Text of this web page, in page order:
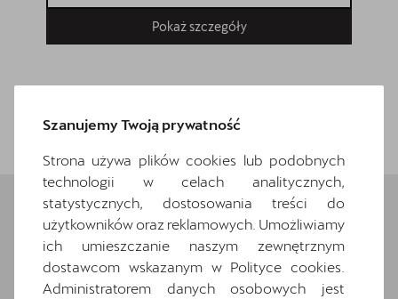
Pokaż szczegóły
Wróć do listy
Wybrane elementy
wyposażenia
Szanujemy Twoją prywatność
Strona używa plików cookies lub podobnych
technologii w celach analitycznych,
statystycznych, dostosowania treści do
użytkowników oraz reklamowych. Umożliwiamy
ich umieszczanie naszym zewnętrznym
dostawcom wskazanym w Polityce cookies.
Administratorem danych osobowych jest